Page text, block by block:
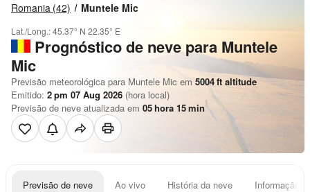
Romania (42) Muntele Mic
Lat./Long.:45.37° N 22.35° E
Prognóstico de neve para Muntele
Mic
Previsão meteorológica para Muntele Mic em 5004ft altitude
Emitido: 2 pm 07 Aug 2026 (hora local)
Previsão de neve atualizada em 05hora 15min
Previsão de neve Ao vivo História da neve Informação